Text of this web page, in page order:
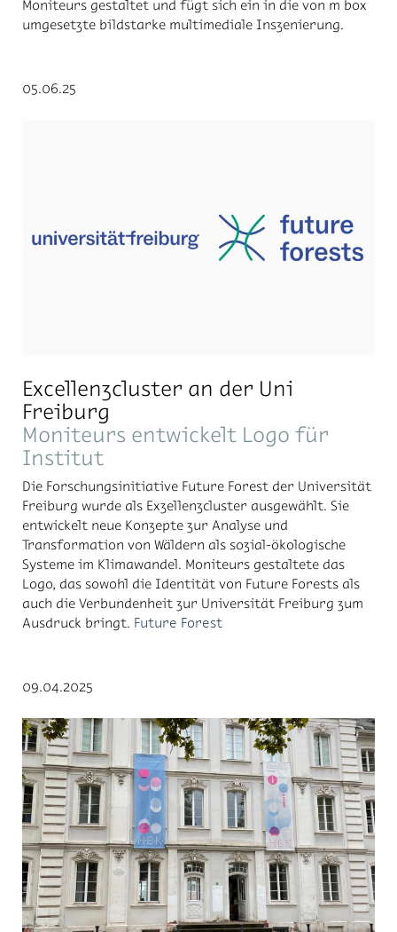
Moniteurs gestaltet und fügt sich ein in die von m box
umgesetzte bildstarke multimediale Inszenierung.
05.06.25
Excellenzcluster an der Uni
Freiburg
Moniteurs entwickelt Logo für
Institut
Die Forschungsinitiative Future Forest der Universität
Freiburg wurde als Exzellenzcluster ausgewählt. Sie
entwickelt neue Konzepte zur Analyse und
Transformation von Wäldern als sozial-ökologische
Systeme im Klimawandel. Moniteurs gestaltete das
Logo, das sowohl die Identität von Future Forests als
auch die Verbundenheit zur Universität Freiburg zum
Ausdruck bringt. Future Forest
09.04.2025